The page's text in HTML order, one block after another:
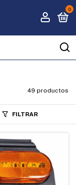
0
49 productos
FILTRAR